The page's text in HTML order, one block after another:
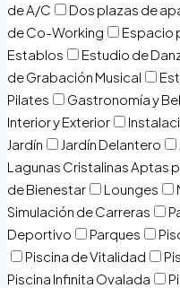
de A/C
Dos plazas de
de Co-Working
Espacio
Establos
Estudio de
de Grabación Musical
Pilates
Gastronomía y
Interior y Exterior
Jardín
Jardín Delantero
Lagunas Cristalinas Aptas
de Bienestar
Lounges
Simulación de Carreras
Deportivo
Parques
Piscina de Vitalidad
Piscina Infinita Ovalada